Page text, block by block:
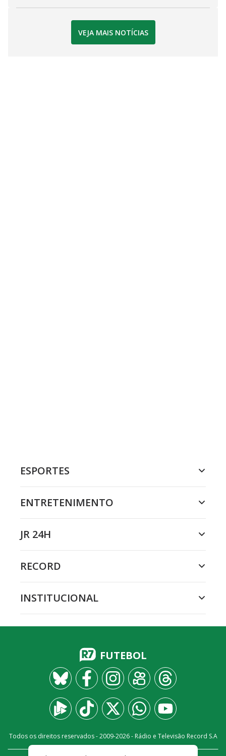
VEJA MAIS NOTÍCIAS
ESPORTES
ENTRETENIMENTO
JR 24H
RECORD
INSTITUCIONAL
FUTEBOL
Todos os direitos reservados - 2009-2026- Rádio e Televisão Record S.A